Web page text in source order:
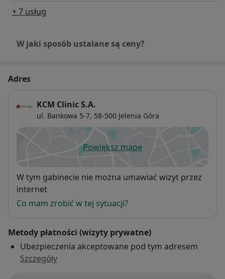
+ 7 usług
W jaki sposób ustalane są ceny?
Adres
KCM Clinic S.A.
ul. Bankowa 5-7, 58-500 Jelenia Góra
Powiększ mapęotwiera się w nowej karcie
Dostępność
W tym gabinecie nie można umawiać wizyt przez
internet
Co mam zrobić w tej sytuacji?
Metody płatności (wizyty prywatne)
Ubezpieczenia akceptowane pod tym adresem
Szczegóły